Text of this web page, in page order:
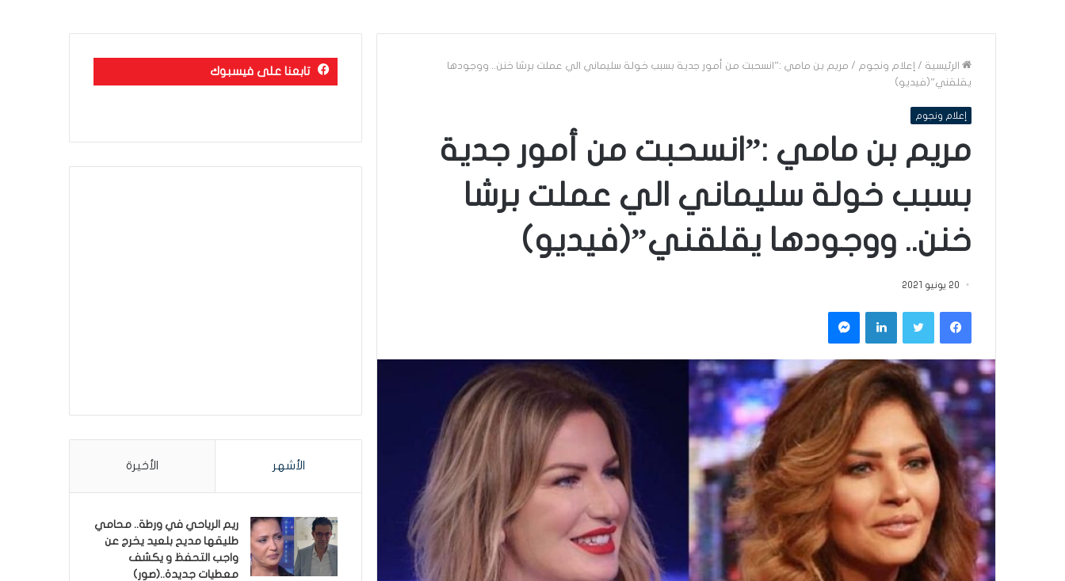
الرئيسية / إعلام ونجوم / مريم بن مامي :”انسحبت من أمور جدية بسبب خولة سليماني الي عملت برشا خنن.. ووجودها
يقلقني”(فيديو)
إعلام ونجوم
مريم بن مامي :”انسحبت من أمور جدية
بسبب خولة سليماني الي عملت برشا
خنن.. ووجودها يقلقني”(فيديو)
20 يونيو 2021
فيسبوكتويتر لينكدإن ماسنجر
تابعنا على فيسبوك
الأشهر الأخيرة
ريم الرياحي في ورطة.. محامي
طليقها مديح بلعيد يخرج عن
واجب التحفظ و يكشف
معطيات جديدة..(صور)